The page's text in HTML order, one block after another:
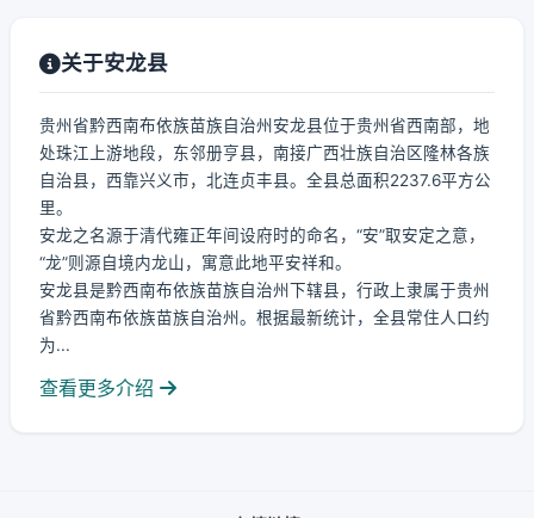
关于安龙县
贵州省黔西南布依族苗族自治州安龙县位于贵州省西南部，地
处珠江上游地段，东邻册亨县，南接广西壮族自治区隆林各族
自治县，西靠兴义市，北连贞丰县。全县总面积2237.6平方公
里。
安龙之名源于清代雍正年间设府时的命名，“安”取安定之意，
“龙”则源自境内龙山，寓意此地平安祥和。
安龙县是黔西南布依族苗族自治州下辖县，行政上隶属于贵州
省黔西南布依族苗族自治州。根据最新统计，全县常住人口约
为...
查看更多介绍